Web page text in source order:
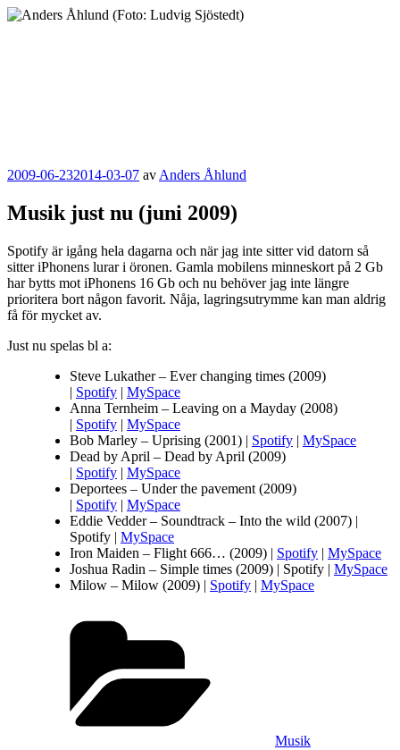
Hoppa
Publicerat
2009-06-232014-03-07 av Anders Åhlund
Musik just nu (juni 2009)
Spotify är igång hela dagarna och när jag inte sitter vid datorn så
sitter iPhonens lurar i öronen. Gamla mobilens minneskort på 2 Gb
har bytts mot iPhonens 16 Gb och nu behöver jag inte längre
prioritera bort någon favorit. Nåja, lagringsutrymme kan man aldrig
få för mycket av.
Just nu spelas bl a:
Steve Lukather – Ever changing times (2009)
| Spotify | MySpace
Anna Ternheim – Leaving on a Mayday (2008)
| Spotify | MySpace
Bob Marley – Uprising (2001) | Spotify | MySpace
Dead by April – Dead by April (2009)
| Spotify | MySpace
Deportees – Under the pavement (2009)
| Spotify | MySpace
Eddie Vedder – Soundtrack – Into the wild (2007) |
Spotify | MySpace
Iron Maiden – Flight 666… (2009) | Spotify | MySpace
Joshua Radin – Simple times (2009) | Spotify | MySpace
Milow – Milow (2009) | Spotify | MySpace
Musik